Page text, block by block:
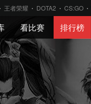
王者荣耀 DOTA2 CS:GO
看比赛 排行榜